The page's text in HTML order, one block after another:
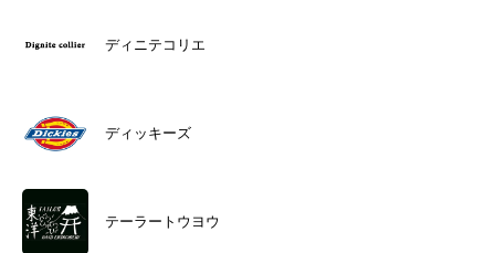
ディニテコリエ
ディッキーズ
テーラートウヨウ